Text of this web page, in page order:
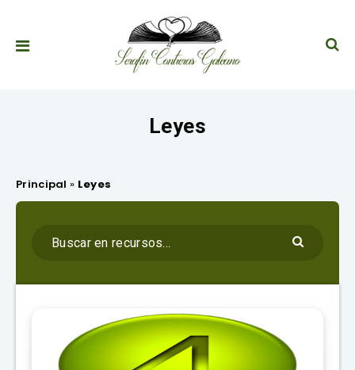
Leyes
Principal » Leyes